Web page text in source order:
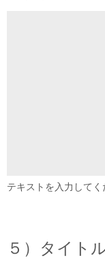
テキストを入力してく
５）タイト